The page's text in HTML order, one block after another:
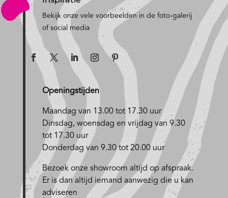
Bekijk onze vele voorbeelden in de foto-galerij
of social media
Openingstijden
Maandag van 13.00 tot 17.30 uur
Dinsdag, woensdag en vrijdag van 9.30
tot 17.30 uur
Donderdag van 9.30 tot 20.00 uur
Bezoek onze showroom altijd op afspraak.
Er is dan altijd iemand aanwezig die u kan
adviseren